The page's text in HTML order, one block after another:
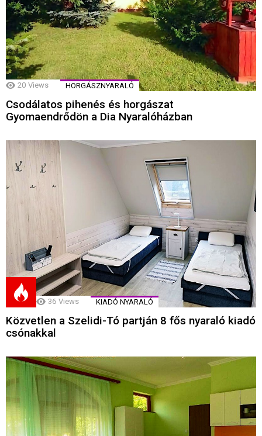
20 Views HORGÁSZNYARALÓ
Csodálatos pihenés és horgászat
Gyomaendrődön a Dia Nyaralóházban
36 Views KIADÓ NYARALÓ
Közvetlen a Szelidi-Tó partján 8 fős nyaraló kiadó
csónakkal